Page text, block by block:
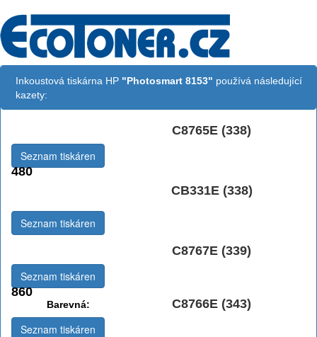
Inkoustová tiskárna HP "Photosmart 8153" používá následující
kazety:
C8765E (338)
480
Seznam tiskáren
CB331E (338)
Seznam tiskáren
C8767E (339)
860
Seznam tiskáren
Barevná: C8766E (343)
Seznam tiskáren